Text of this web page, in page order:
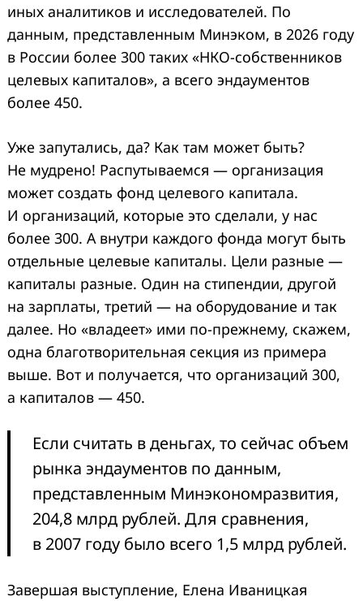
иных аналитиков и исследователей. По
данным, представленным Минэком, в 2026 году
в России более 300 таких «НКО-собственников
целевых капиталов», а всего эндаументов
более 450.
Уже запутались, да? Как там может быть?
Не мудрено! Распутываемся — организация
может создать фонд целевого капитала.
И организаций, которые это сделали, у нас
более 300. А внутри каждого фонда могут быть
отдельные целевые капиталы. Цели разные —
капиталы разные. Один на стипендии, другой
на зарплаты, третий — на оборудование и так
далее. Но «владеет» ими по-прежнему, скажем,
одна благотворительная секция из примера
выше. Вот и получается, что организаций 300,
а капиталов — 450.
Если считать в деньгах, то сейчас объем
рынка эндаументов по данным,
представленным Минэкономразвития,
204,8 млрд рублей. Для сравнения,
в 2007 году было всего 1,5 млрд рублей.
Завершая выступление, Елена Иваницкая